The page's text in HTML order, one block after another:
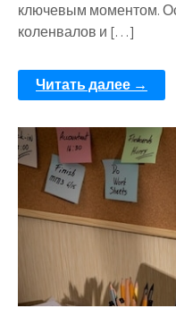
ключевым моментом.
коленвалов и […]
Читать далее →